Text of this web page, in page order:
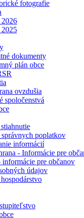
fotografie
dokumenty
plán obce
ovzdušia
spoločenstvá
poplatkov
informácií
- Informácie pre
informácie pre občanov
údajov